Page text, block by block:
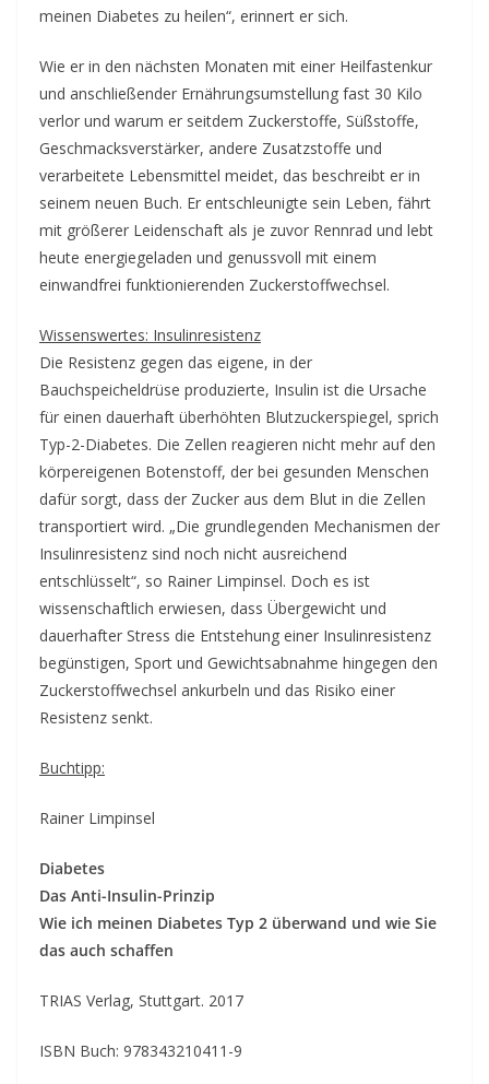
meinen Diabetes zu heilen“, erinnert er sich.
Wie er in den nächsten Monaten mit einer Heilfastenkur
und anschließender Ernährungsumstellung fast 30 Kilo
verlor und warum er seitdem Zuckerstoffe, Süßstoffe,
Geschmacksverstärker, andere Zusatzstoffe und
verarbeitete Lebensmittel meidet, das beschreibt er in
seinem neuen Buch. Er entschleunigte sein Leben, fährt
mit größerer Leidenschaft als je zuvor Rennrad und lebt
heute energiegeladen und genussvoll mit einem
einwandfrei funktionierenden Zuckerstoffwechsel.
Wissenswertes: Insulinresistenz
Die Resistenz gegen das eigene, in der
Bauchspeicheldrüse produzierte, Insulin ist die Ursache
für einen dauerhaft überhöhten Blutzuckerspiegel, sprich
Typ-2-Diabetes. Die Zellen reagieren nicht mehr auf den
körpereigenen Botenstoff, der bei gesunden Menschen
dafür sorgt, dass der Zucker aus dem Blut in die Zellen
transportiert wird. „Die grundlegenden Mechanismen der
Insulinresistenz sind noch nicht ausreichend
entschlüsselt“, so Rainer Limpinsel. Doch es ist
wissenschaftlich erwiesen, dass Übergewicht und
dauerhafter Stress die Entstehung einer Insulinresistenz
begünstigen, Sport und Gewichtsabnahme hingegen den
Zuckerstoffwechsel ankurbeln und das Risiko einer
Resistenz senkt.
Buchtipp:
Rainer Limpinsel
Diabetes
Das Anti-Insulin-Prinzip
Wie ich meinen Diabetes Typ 2 überwand und wie Sie
das auch schaffen
TRIAS Verlag, Stuttgart. 2017
ISBN Buch: 978343210411-9